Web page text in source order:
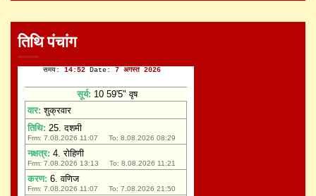
तिथि पंचांग